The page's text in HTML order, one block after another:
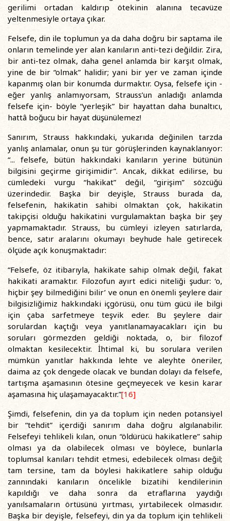
gerilimi ortadan kaldırıp ötekinin alanına tecavüze
yeltenmesiyle ortaya çıkar.
Felsefe, din ile toplumun ya da daha doğru bir saptama ile
onların temelinde yer alan kanıların anti-tezi değildir. Zira,
bir anti-tez olmak, daha genel anlamda bir karşıt olmak,
yine de bir “olmak” halidir; yani bir yer ve zaman içinde
kapanmış olan bir konumda durmaktır. Oysa, felsefe için -
eğer yanlış anlamıyorsam, Strauss’un anladığı anlamda
felsefe için- böyle “yerleşik” bir hayattan daha bunaltıcı,
hattâ boğucu bir hayat düşünülemez!
Sanırım, Strauss hakkındaki, yukarıda değinilen tarzda
yanlış anlamalar, onun şu tür görüşlerinden kaynaklanıyor:
“... felsefe, bütün hakkındaki kanıların yerine bütünün
bilgisini geçirme girişimidir”. Ancak, dikkat edilirse, bu
cümledeki vurgu “hakikat” değil, “girişim” sözcüğü
üzerindedir. Başka bir deyişle, Strauss burada da,
felsefenin, hakikatin sahibi olmaktan çok, hakikatin
takipçisi olduğu hakikatini vurgulamaktan başka bir şey
yapmamaktadır. Strauss, bu cümleyi izleyen satırlarda,
bence, satır aralarını okumayı beyhude hale getirecek
ölçüde açık konuşmaktadır:
“Felsefe, öz itibarıyla, hakikate sahip olmak değil, fakat
hakikati aramaktır. Filozofun ayırt edici niteliği şudur: ‘o,
hiçbir şey bilmediğini bilir’ ve onun en önemli şeylere dair
bilgisizliğimiz hakkındaki içgörüsü, onu tüm gücü ile bilgi
için çaba sarfetmeye teşvik eder. Bu şeylere dair
sorulardan kaçtığı veya yanıtlanamayacakları için bu
soruları görmezden geldiği noktada, o, bir filozof
olmaktan kesilecektir. İhtimal ki, bu sorulara verilen
mümkün yanıtlar hakkında lehte ve aleyhte öneriler,
daima az çok dengede olacak ve bundan dolayı da felsefe,
tartışma aşamasının ötesine geçmeyecek ve kesin karar
aşamasına hiç ulaşamayacaktır.”[16]
Şimdi, felsefenin, din ya da toplum için neden potansiyel
bir “tehdit” içerdiği sanırım daha doğru algılanabilir.
Felsefeyi tehlikeli kılan, onun “öldürücü hakikatlere” sahip
olması ya da olabilecek olması ve böylece, bunlarla
toplumsal kanıları tehdit etmesi, edebilecek olması değil;
tam tersine, tam da böylesi hakikatlere sahip olduğu
zannındaki kanıların öncelikle bizatihi kendilerinin
kapıldığı ve daha sonra da etraflarına yaydığı
yanılsamaların örtüsünü yırtması, yırtabilecek olmasıdır.
Başka bir deyişle, felsefeyi, din ya da toplum için tehlikeli